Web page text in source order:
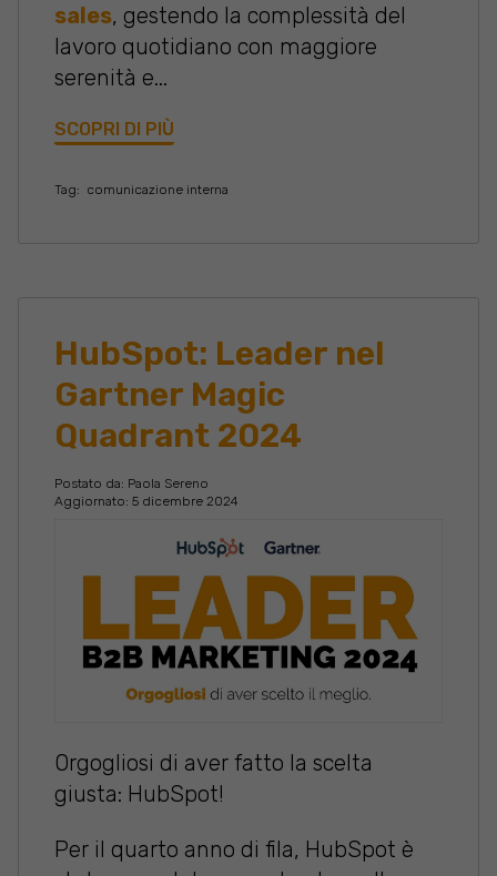
sales, gestendo la complessità del
lavoro quotidiano con maggiore
serenità e...
SCOPRI DI PIÙ
Tag: comunicazione interna
HubSpot: Leader nel
Gartner Magic
Quadrant 2024
Postato da: Paola Sereno
Aggiornato: 5 dicembre 2024
Orgogliosi di aver fatto la scelta
giusta: HubSpot!
Per il quarto anno di fila, HubSpot è